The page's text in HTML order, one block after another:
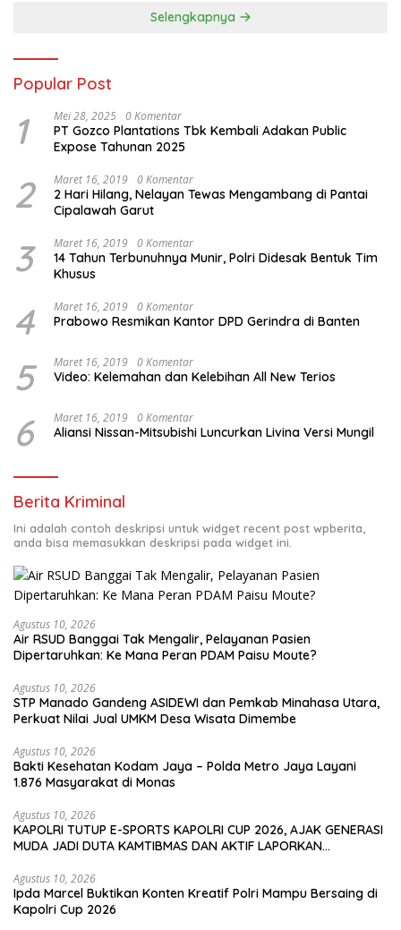
Selengkapnya
Popular Post
1 Mei 28, 2025 0 Komentar
PT Gozco Plantations Tbk Kembali Adakan Public
Expose Tahunan 2025
2 Maret 16, 2019 0 Komentar
2 Hari Hilang, Nelayan Tewas Mengambang di Pantai
Cipalawah Garut
3 Maret 16, 2019 0 Komentar
14 Tahun Terbunuhnya Munir, Polri Didesak Bentuk Tim
Khusus
4 Maret 16, 2019 0 Komentar
Prabowo Resmikan Kantor DPD Gerindra di Banten
5 Maret 16, 2019 0 Komentar
Video: Kelemahan dan Kelebihan All New Terios
6 Maret 16, 2019 0 Komentar
Aliansi Nissan-Mitsubishi Luncurkan Livina Versi Mungil
Berita Kriminal
Ini adalah contoh deskripsi untuk widget recent post wpberita,
anda bisa memasukkan deskripsi pada widget ini.
Agustus 10, 2026
Air RSUD Banggai Tak Mengalir, Pelayanan Pasien
Dipertaruhkan: Ke Mana Peran PDAM Paisu Moute?
Agustus 10, 2026
‎STP Manado Gandeng ASIDEWI dan Pemkab Minahasa Utara,
Perkuat Nilai Jual UMKM Desa Wisata Dimembe
Agustus 10, 2026
Bakti Kesehatan Kodam Jaya – Polda Metro Jaya Layani
1.876 Masyarakat di Monas
Agustus 10, 2026
KAPOLRI TUTUP E-SPORTS KAPOLRI CUP 2026, AJAK GENERASI
MUDA JADI DUTA KAMTIBMAS DAN AKTIF LAPORKAN
Agustus 10, 2026
Ipda Marcel Buktikan Konten Kreatif Polri Mampu Bersaing di
Kapolri Cup 2026